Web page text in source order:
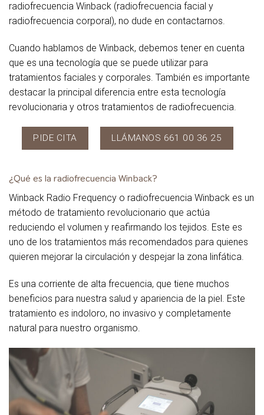
radiofrecuencia Winback (radiofrecuencia facial y
radiofrecuencia corporal), no dude en contactarnos.
Cuando hablamos de Winback, debemos tener en cuenta
que es una tecnología que se puede utilizar para
tratamientos faciales y corporales. También es importante
destacar la principal diferencia entre esta tecnología
revolucionaria y otros tratamientos de radiofrecuencia.
PIDE CITA LLÁMANOS 661 00 36 25
¿Qué es la radiofrecuencia Winback?
Winback Radio Frequency o radiofrecuencia Winback es un
método de tratamiento revolucionario que actúa
reduciendo el volumen y reafirmando los tejidos. Este es
uno de los tratamientos más recomendados para quienes
quieren mejorar la circulación y despejar la zona linfática.
Es una corriente de alta frecuencia, que tiene muchos
beneficios para nuestra salud y apariencia de la piel. Este
tratamiento es indoloro, no invasivo y completamente
natural para nuestro organismo.